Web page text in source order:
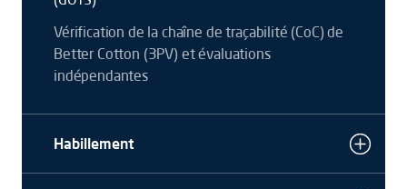
Vérification de la chaîne de traçabilité (CoC) de
Better Cotton (3PV) et évaluations
indépendantes
Habillement